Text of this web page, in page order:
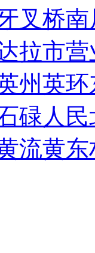
叉桥
拉市营
州英
碌人
流黄